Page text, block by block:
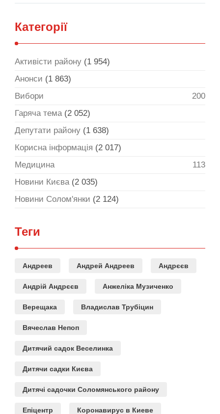
Категорії
Активісти району (1 954)
Анонси (1 863)
Вибори
200
Гаряча тема(2 052)
Депутати району (1 638)
Корисна інформація (2 017)
Медицина
113
Новини Києва(2 035)
Новини Солом'янки (2 124)
Теги
Андреев Андрей Андреев Андрєєв
Андрій Андрєєв Анжеліка Музиченко
Верещака Владислав Трубіцин
Вячеслав Непоп
Дитячий садок Веселинка
Дитячи садки Києва
Дитячі садочки Соломянського району
Епіцентр Коронавирус в Киеве